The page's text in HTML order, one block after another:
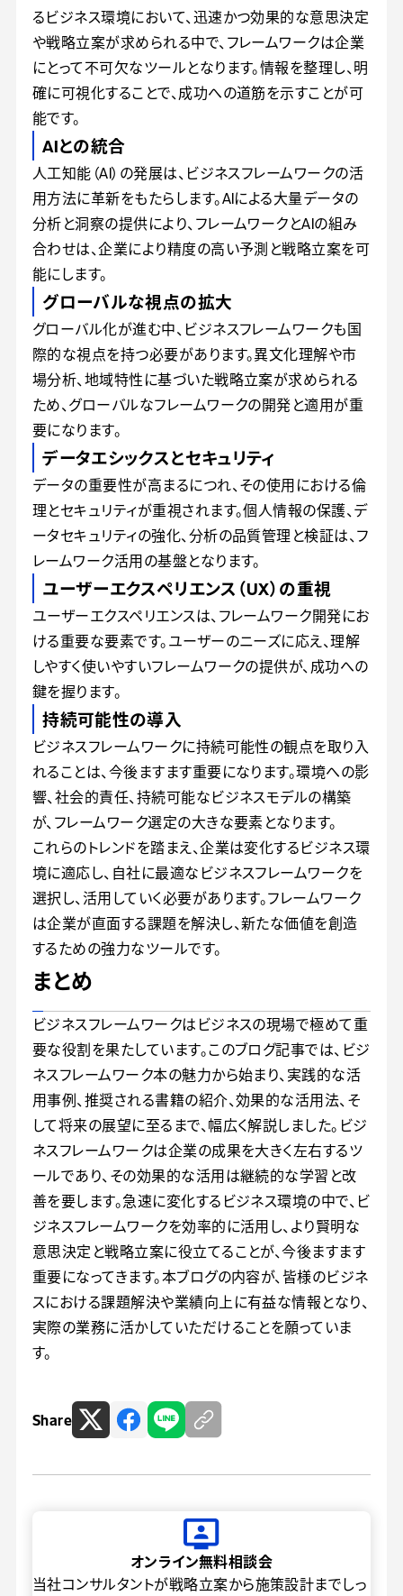
るビジネス環境において、迅速かつ効果的な意思決定
や戦略立案が求められる中で、フレームワークは企業
にとって不可欠なツールとなります。情報を整理し、明
確に可視化することで、成功への道筋を示すことが可
能です。
AIとの統合
人工知能（AI）の発展は、ビジネスフレームワークの活
用方法に革新をもたらします。AIによる大量データの
分析と洞察の提供により、フレームワークとAIの組み
合わせは、企業により精度の高い予測と戦略立案を可
能にします。
グローバルな視点の拡大
グローバル化が進む中、ビジネスフレームワークも国
際的な視点を持つ必要があります。異文化理解や市
場分析、地域特性に基づいた戦略立案が求められる
ため、グローバルなフレームワークの開発と適用が重
要になります。
データエシックスとセキュリティ
データの重要性が高まるにつれ、その使用における倫
理とセキュリティが重視されます。個人情報の保護、デ
ータセキュリティの強化、分析の品質管理と検証は、フ
レームワーク活用の基盤となります。
ユーザーエクスペリエンス（UX）の重視
ユーザーエクスペリエンスは、フレームワーク開発にお
ける重要な要素です。ユーザーのニーズに応え、理解
しやすく使いやすいフレームワークの提供が、成功への
鍵を握ります。
持続可能性の導入
ビジネスフレームワークに持続可能性の観点を取り入
れることは、今後ますます重要になります。環境への影
響、社会的責任、持続可能なビジネスモデルの構築
が、フレームワーク選定の大きな要素となります。
これらのトレンドを踏まえ、企業は変化するビジネス環
境に適応し、自社に最適なビジネスフレームワークを
選択し、活用していく必要があります。フレームワーク
は企業が直面する課題を解決し、新たな価値を創造
するための強力なツールです。
まとめ
ビジネスフレームワークはビジネスの現場で極めて重
要な役割を果たしています。このブログ記事では、ビジ
ネスフレームワーク本の魅力から始まり、実践的な活
用事例、推奨される書籍の紹介、効果的な活用法、そ
して将来の展望に至るまで、幅広く解説しました。ビジ
ネスフレームワークは企業の成果を大きく左右するツ
ールであり、その効果的な活用は継続的な学習と改
善を要します。急速に変化するビジネス環境の中で、ビ
ジネスフレームワークを効率的に活用し、より賢明な
意思決定と戦略立案に役立てることが、今後ますます
重要になってきます。本ブログの内容が、皆様のビジネ
スにおける課題解決や業績向上に有益な情報となり、
実際の業務に活かしていただけることを願っていま
す。
Share
オンライン無料相談会
当社コンサルタントが戦略立案から施策設計までしっ